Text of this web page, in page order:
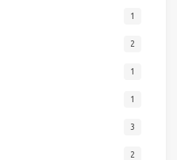
1
2
1
1
3
2